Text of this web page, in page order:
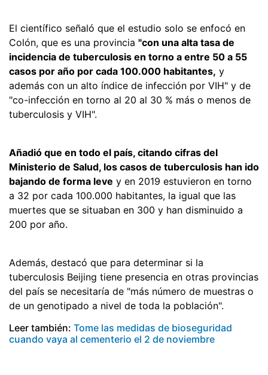
El científico señaló que el estudio solo se enfocó en
Colón, que es una provincia "con una alta tasa de
incidencia de tuberculosis en torno a entre 50 a 55
casos por año por cada 100.000 habitantes, y
además con un alto índice de infección por VIH" y de
"co-infección en torno al 20 al 30 % más o menos de
tuberculosis y VIH".
Añadió que en todo el país, citando cifras del
Ministerio de Salud, los casos de tuberculosis han ido
bajando de forma leve y en 2019 estuvieron en torno
a 32 por cada 100.000 habitantes, la igual que las
muertes que se situaban en 300 y han disminuido a
200 por año.
Además, destacó que para determinar si la
tuberculosis Beijing tiene presencia en otras provincias
del país se necesitaría de "más número de muestras o
de un genotipado a nivel de toda la población".
Leer también: Tome las medidas de bioseguridad
cuando vaya al cementerio el 2 de noviembre